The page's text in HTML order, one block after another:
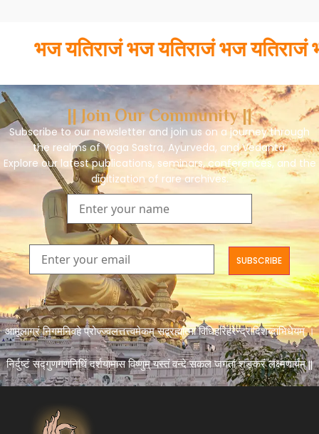
भज यतिराजं भज यतिराजं भज यतिराजं
|| Join Our Community ||
Subscribe to our newsletter and join us on a journey through
the realms of Yoga Sastra, Ayurveda, and Vedanta.
Explore our latest publications, seminars, conferences, and the
digitization of rare archives.
आमूलाग्रं निगमनिवहे प्रोज्ज्वलत्तत्त्वमेकम् सद्ब्रह्मात्मा विधिहरिहरेन्द्रादिशब्दाभिधेयम् ।
निर्दुष्टं सद्गुणगणनिधिं दर्शयामास विष्णुम् यस्तं वन्दे सकल जगतां शङ्करं लक्ष्मणार्यम् ||